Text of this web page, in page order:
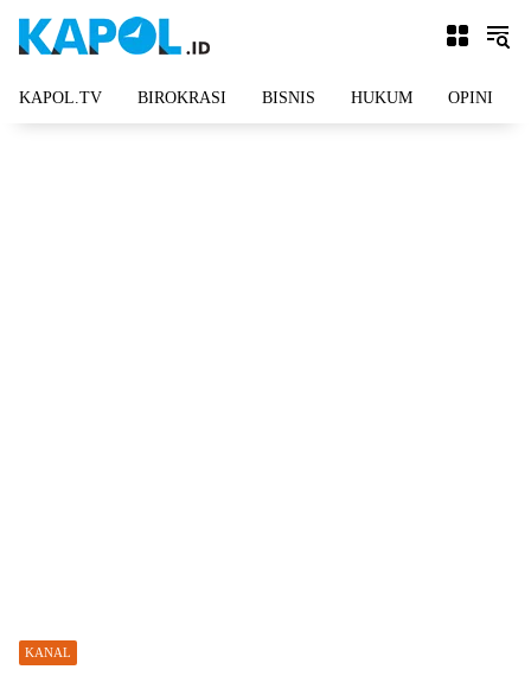
KAPOL.TV BIROKRASI BISNIS HUKUM OPINI
KANAL